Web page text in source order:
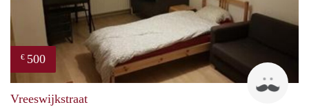
€ 500
Vreeswijkstraat